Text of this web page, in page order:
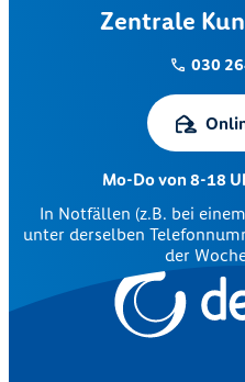
Zentrale
030
Mo-Do von 8-18
In Notfällen (z.B. bei
unter derselben
der